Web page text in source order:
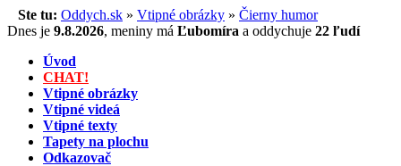
Ste tu: Oddych.sk » Vtipné obrázky » Čierny humor
Dnes je 9.8.2026, meniny má Ľubomíra a oddychuje 22 ľudí
Úvod
CHAT!
Vtipné obrázky
Vtipné videá
Vtipné texty
Tapety na plochu
Odkazovač